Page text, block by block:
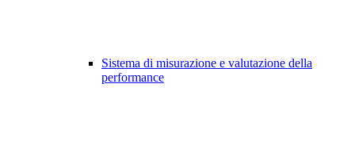
Sistema di misurazione e valutazione della
performance